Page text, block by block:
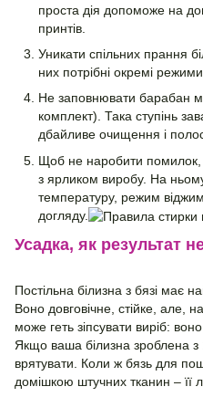
проста дія допоможе на
принтів.
Уникати спільних прання
них потрібні окремі режими.
Не заповнювати барабан
комплект). Така ступінь
дбайливе очищення і
Щоб не наробити
з ярликом виробу. На
температуру, режим
догляду.
Усадка, як результат
Постільна білизна з бязі має
Воно довговічне, стійке, але,
може геть зіпсувати виріб:
Якщо ваша білизна зроблена
врятувати. Коли ж бязь для
домішкою штучних тканин – її